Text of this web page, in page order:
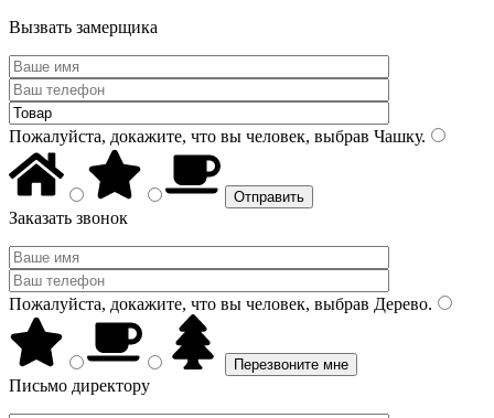
Вызвать замерщика
Пожалуйста, докажите, что вы человек, выбрав Чашку.
Заказать звонок
Пожалуйста, докажите, что вы человек, выбрав Дерево.
Письмо директору